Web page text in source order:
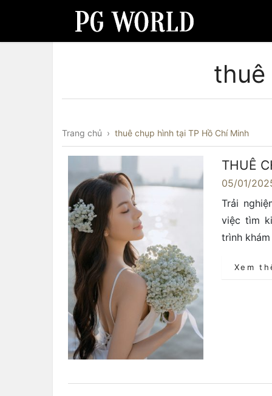
thuê
Trang chủ › thuê chụp hình tại TP Hồ Chí Minh
THUÊ
05/01/
Trải
việc tìm
trình
Xem